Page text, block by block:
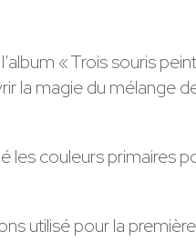
« Trois souris
la magie du mélange
couleurs primaires
utilisé pour la